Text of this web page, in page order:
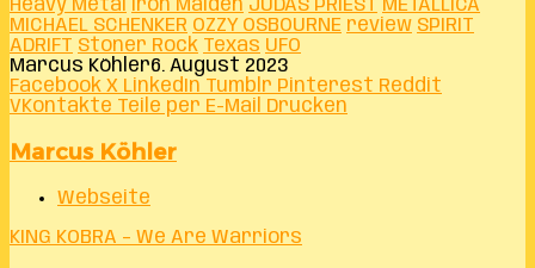
Heavy Metal
Iron Maiden JUDAS PRIEST METALLICA
MICHAEL SCHENKER OZZY OSBOURNE review SPIRIT
ADRIFT Stoner Rock Texas UFO
Marcus Köhler6. August 2023
Facebook X LinkedIn Tumblr Pinterest Reddit
VKontakte Teile per E-Mail Drucken
Marcus Köhler
Webseite
KING KOBRA – We Are Warriors